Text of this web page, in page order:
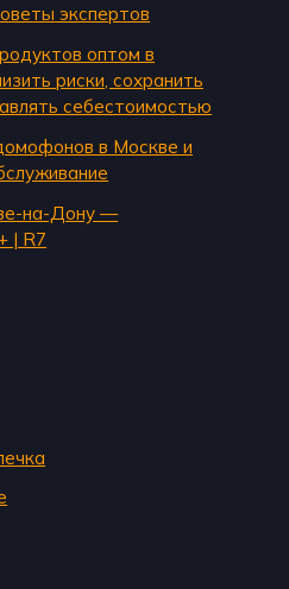
экспертов
оптом в
риски, сохранить
себестоимостью
в Москве и
на-Дону —
| R7